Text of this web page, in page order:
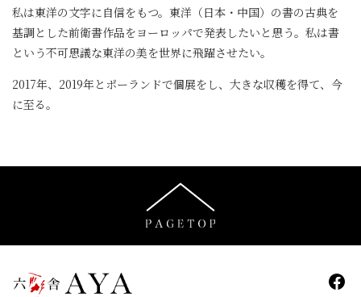
私は東洋の文字に自信をもつ。東洋（日本・中国）の書の古典を
基調とした前衛書作品をヨーロッパで発表したいと思う。私は書
という不可思議な東洋の美を世界に飛躍させたい。
2017年、2019年とポーランドで個展をし、大きな収穫を得て、今
に至る。